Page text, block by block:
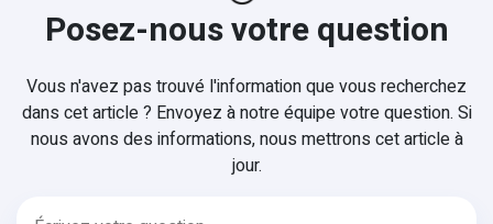
Posez-nous votre question
Vous n'avez pas trouvé l'information que vous recherchez
dans cet article ? Envoyez à notre équipe votre question. Si
nous avons des informations, nous mettrons cet article à
jour.